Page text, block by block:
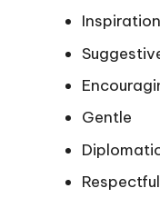
Gentle
Respectful